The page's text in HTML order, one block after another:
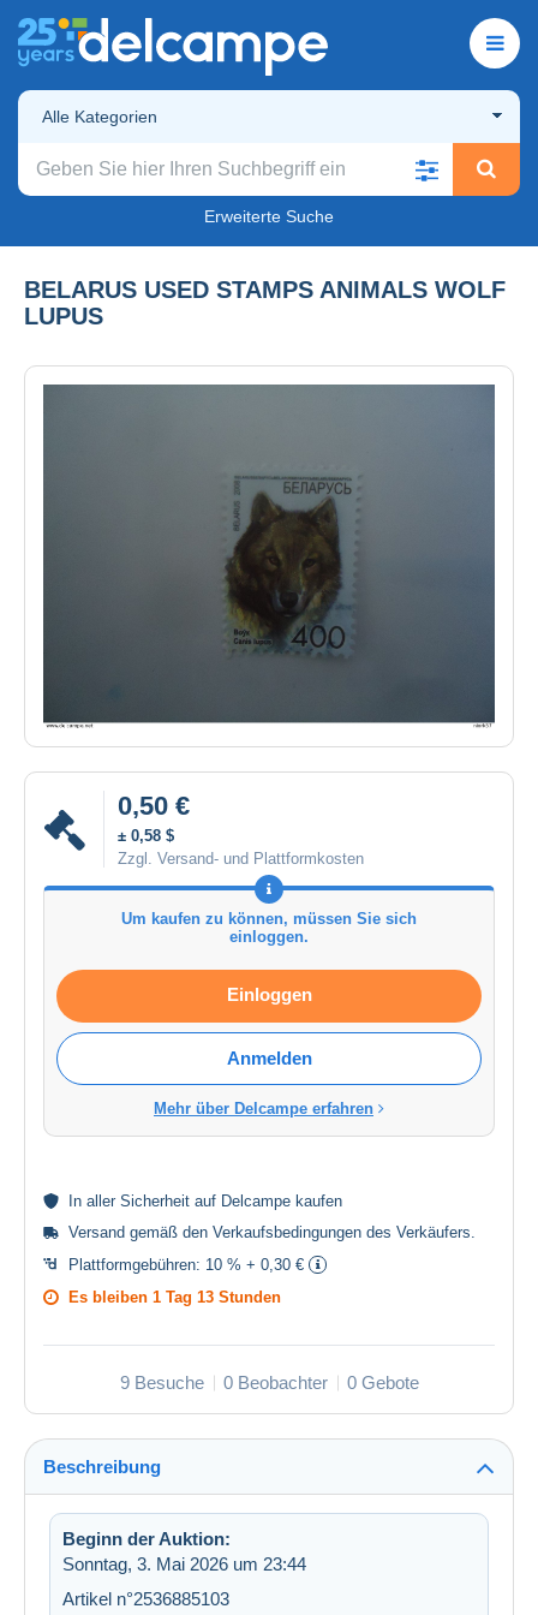
Alle Kategorien
Erweiterte Suche
BELARUS USED STAMPS ANIMALS WOLF
LUPUS
0,50 €
± 0,58 $
Zzgl. Versand- und Plattformkosten
Um kaufen zu können, müssen Sie sich
einloggen.
Einloggen
Anmelden
Mehr über Delcampe erfahren
In aller Sicherheit auf Delcampe kaufen
Versand gemäß den Verkaufsbedingungen des Verkäufers.
Plattformgebühren: 10 % + 0,30 €
Es bleiben 1 Tag 13 Stunden
9 Besuche 0 Beobachter 0 Gebote
Beschreibung
Beginn der Auktion:
Sonntag, 3. Mai 2026 um 23:44
Artikel n°2536885103